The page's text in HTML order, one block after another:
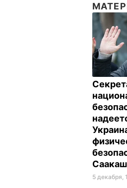
5 декабря,